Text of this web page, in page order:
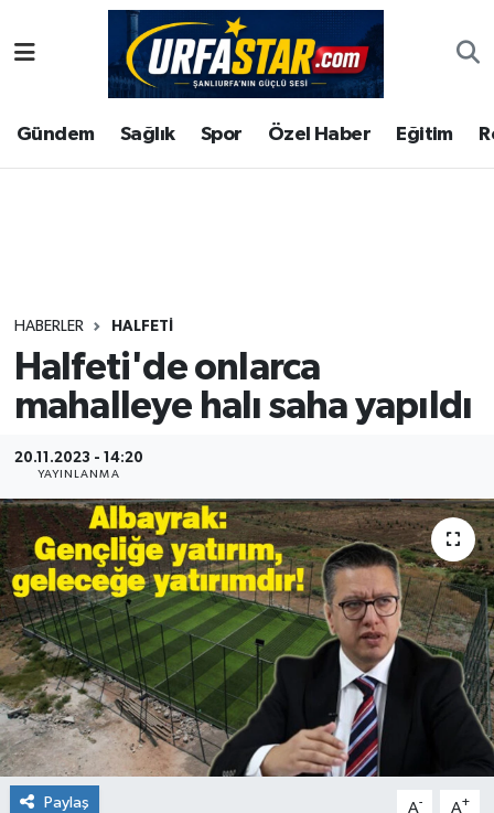
Gündem Sağlık Spor Özel Haber Eğitim
HABERLER HALFETİ
Halfeti'de onlarca
mahalleye halı saha yapıldı
20.11.2023 - 14:20
YAYINLANMA
Paylaş A- A+
ASAYİS
ÇEVRE
Gündem
Kültür
Magazin
Şanlıurfa Nöbetçi Eczaneler
Şanlıurfa Hava Durumu
Tüm Manşetler
Son Dakika Haberleri
Haber Arşivi